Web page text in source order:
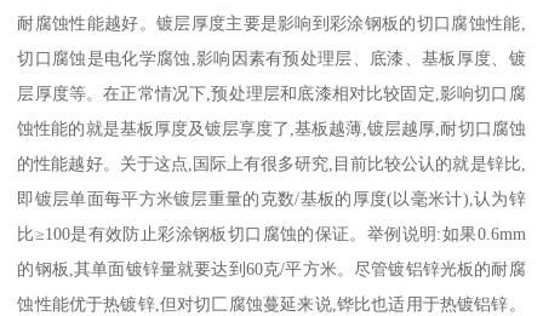
耐腐蚀性能越好。镀层厚度主要是影响到彩涂钢板的切口腐蚀性能,
切口腐蚀是电化学腐蚀,影响因素有预处理层、底漆、基板厚度、镀
层厚度等。在正常情况下,预处理层和底漆相对比较固定,影响切口腐
蚀性能的就是基板厚度及镀层享度了,基板越薄,镀层越厚,耐切口腐蚀
的性能越好。关于这点,国际上有很多研究,目前比较公认的就是锌比,
即镀层单面每平方米镀层重量的克数/基板的厚度(以毫米计),认为锌
比≥100是有效防止彩涂钢板切口腐蚀的保证。举例说明:如果0.6mm
的钢板,其单面镀锌量就要达到60克/平方米。尽管镀铝锌光板的耐腐
蚀性能优于热镀锌,但对切匚腐蚀蔓延来说,铧比也适用于热镀铝锌。